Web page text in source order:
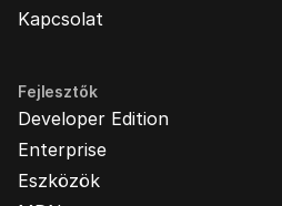
Kapcsolat
Fejlesztők
Developer Edition
Enterprise
Eszközök